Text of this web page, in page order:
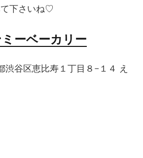
下さいね♡
ーベーカリー
渋谷区恵比寿１丁目８−１４ え